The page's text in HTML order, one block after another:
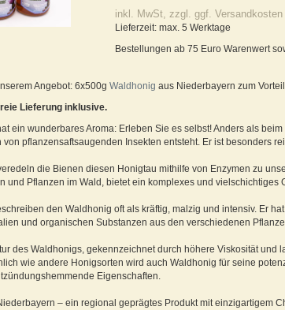
inkl. MwSt, zzgl. ggf. Versandkosten
Lieferzeit: max. 5 Werktage
Bestellungen ab 75 Euro Warenwert
Angebot: 6x500g Waldhonig aus Niederbayern zum
Lieferung inklusive.
ein wunderbares Aroma: Erleben Sie es selbst! Anders als beim
pflanzensaftsaugenden Insekten entsteht. Er ist besonders
die Bienen diesen Honigtau mithilfe von Enzymen zu
und Pflanzen im Wald, bietet ein komplexes und vielschichtiges
den Waldhonig oft als kräftig, malzig und intensiv. Er
und organischen Substanzen aus den verschiedenen
des Waldhonigs, gekennzeichnet durch höhere Viskosität
wie andere Honigsorten wird auch Waldhonig für seine
Eigenschaften.
– ein regional geprägtes Produkt mit einzigartigem